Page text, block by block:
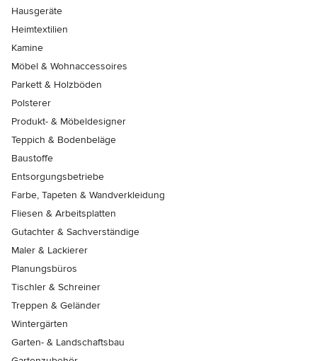
Hausgeräte
Heimtextilien
Kamine
Möbel & Wohnaccessoires
Parkett & Holzböden
Polsterer
Produkt- & Möbeldesigner
Teppich & Bodenbeläge
Baustoffe
Entsorgungsbetriebe
Farbe, Tapeten & Wandverkleidung
Fliesen & Arbeitsplatten
Gutachter & Sachverständige
Maler & Lackierer
Planungsbüros
Tischler & Schreiner
Treppen & Geländer
Wintergärten
Garten- & Landschaftsbau